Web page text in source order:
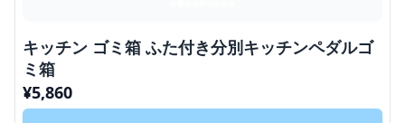
キッチン ゴミ箱 ふた付き分別キッチンペダルゴ
ミ箱
¥5,860